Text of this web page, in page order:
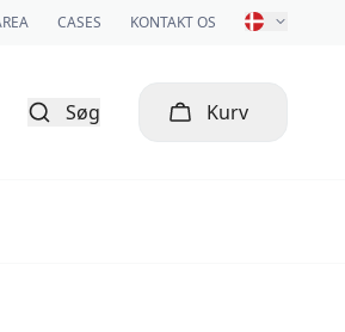
CASES KONTAKT OS
Søg Kurv